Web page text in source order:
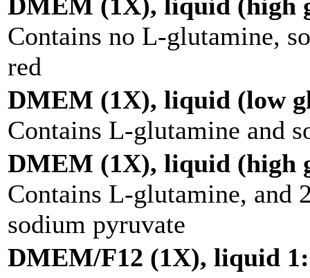
Contains no L-glutamine,
red
DMEM (1X), liquid (low
Contains L-glutamine and
DMEM (1X), liquid (high
Contains L-glutamine, and
sodium pyruvate
DMEM/F12 (1X), liquid